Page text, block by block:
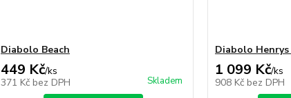
Diabolo Beach
449 Kč/ks
371 Kč bez DPH Skladem
Diabolo Henrys
1 099 Kč/ks
908 Kč bez DPH